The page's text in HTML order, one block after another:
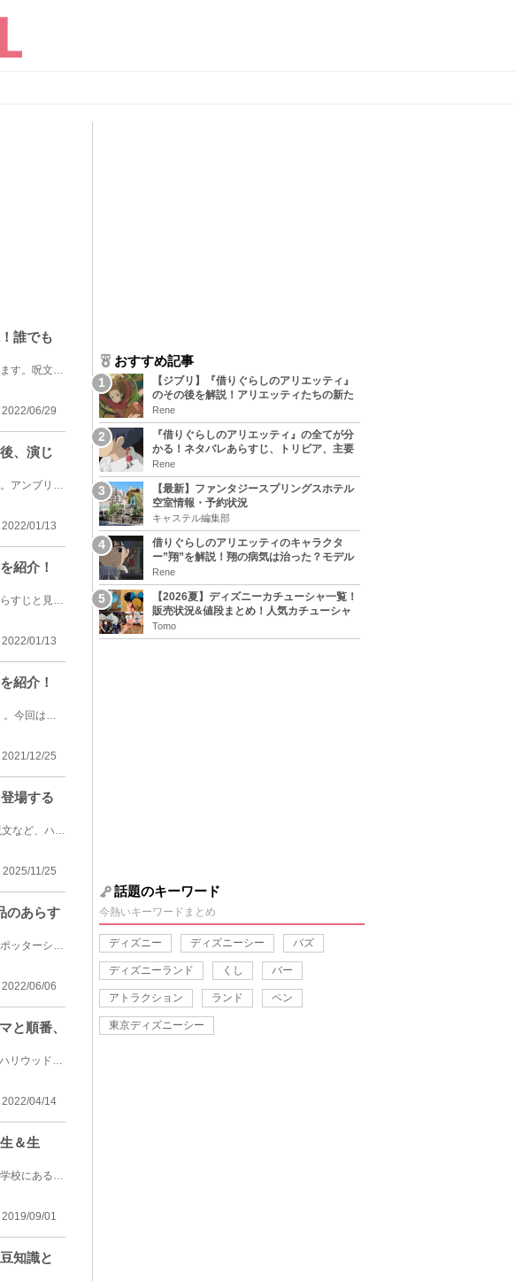
誰でも
今回は、ハリポタファンなら誰もが知る呪文「エクスペクト・パトローナム」をご紹介します。呪文の概要...
2022/06/29
、演じ
ハリー・ポッターに登場するドローレス・アンブリッジについて詳しく紹介していきます。アンブリッジの...
2022/01/13
紹介！
今回は、ハリーポッターシリーズ第５作目、「ハリー・ポッターと不死鳥の騎士団」のあらすじと見どころ...
2022/01/13
紹介！
2004年に公開されたワーナーブラザーズの映画「ハリー・ポッターとアズカバンの囚人」。今回は、映画「...
2021/12/25
場する
映画『ハリー・ポッター』シリーズの魔法呪文40選！恐怖の呪文や面白い呪文・便利な呪文など、ハリー・...
2025/11/25
のあらす
映画ハリーポッターシリーズを見る時のおすすめの順番について紹介します。映画ハリーポッターシリーズ...
2022/06/06
と順番、
USJのナイトパレード「ユニバーサル・スペクタクル・ナイトパレード～ベスト・オブ・ハリウッド」を徹底...
2022/04/14
＆生
映画『ハリー・ポッター』用語の「グリフィンドール」を徹底解説！ホグワーツ魔法魔術学校にある4つの寮...
2019/09/01
知識と
おすすめ記事
【ジブリ】『借りぐらしのアリエッティ』
のその後を解説！アリエッティたちの新た
な住処は？翔の病気は治る？
Rene
『借りぐらしのアリエッティ』の全てが分
かる！ネタバレあらすじ、トリビア、主要
キャラまとめ！
Rene
【最新】ファンタジースプリングスホテル
空室情報・予約状況
キャステル編集部
借りぐらしのアリエッティのキャラクタ
ー”翔”を解説！翔の病気は治った？モデル
は誰？
Rene
【2026夏】ディズニーカチューシャ一覧！
販売状況&値段まとめ！人気カチューシャ
をチェック
Tomo
話題のキーワード
今熱いキーワードまとめ
ディズニー ディズニーシー バズ
ディズニーランド くし バー
アトラクション ランド ペン
東京ディズニーシー